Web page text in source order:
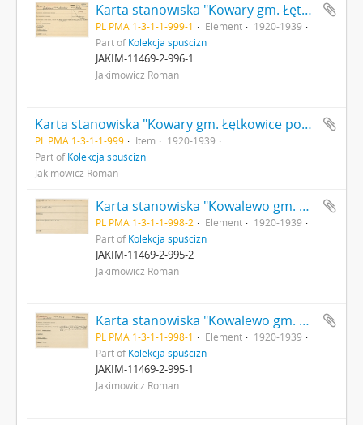
Karta stanowiska "Kowary gm. Łętkowice pow. Miechów woj. Kielce" (druk rękopis) - strona 1
PL PMA 1-3-1-1-999-1 Element
1920-1939
Part ofKolekcja spuścizn
JAKIM-11469-2-996-1
Jakimowicz Roman
Karta stanowiska "Kowary gm. Łętkowice pow. Miechów woj. Kielce" (druk rękopis)
PL PMA 1-3-1-1-999 Item
1920-1939
Part ofKolekcja spuścizn
Jakimowicz Roman
Karta stanowiska "Kowalewo gm. Majki pow. Płock woj. Warszawa" (druk rękopis) - strona 2
PL PMA 1-3-1-1-998-2 Element
1920-1939
Part ofKolekcja spuścizn
JAKIM-11469-2-995-2
Jakimowicz Roman
Karta stanowiska "Kowalewo gm. Majki pow. Płock woj. Warszawa" (druk rękopis) - strona 1
PL PMA 1-3-1-1-998-1 Element
1920-1939
Part ofKolekcja spuścizn
JAKIM-11469-2-995-1
Jakimowicz Roman